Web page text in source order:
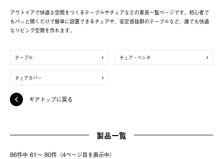
アウトドアで快適な空間をつくるテーブルやチェアなどの家具一覧ページです。初心者で
もパッと開くだけで簡単に設置できるチェアや、安定感抜群のテーブルなど、誰でも快適
なリビング空間を作れます。
テーブル チェア・ベンチ
チェアカバー
ギアトップに戻る
製品一覧
86件中 61〜 80件（4ページ⽬を表⽰中）